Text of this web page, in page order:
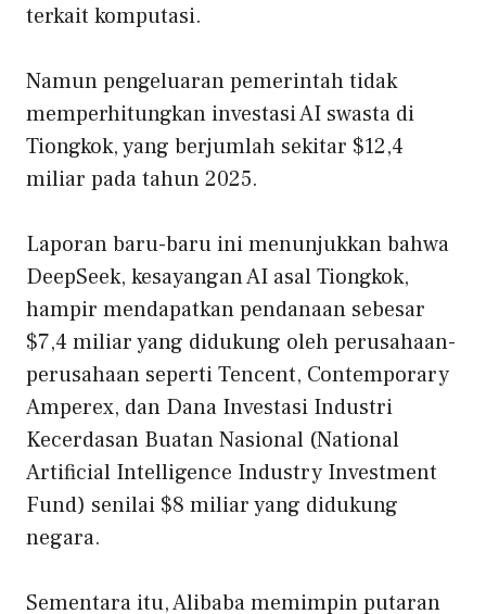
terkait komputasi.
Namun pengeluaran pemerintah tidak
memperhitungkan investasi AI swasta di
Tiongkok, yang berjumlah sekitar $12,4
miliar pada tahun 2025.
Laporan baru-baru ini menunjukkan bahwa
DeepSeek, kesayangan AI asal Tiongkok,
hampir mendapatkan pendanaan sebesar
$7,4 miliar yang didukung oleh perusahaan-
perusahaan seperti Tencent, Contemporary
Amperex, dan Dana Investasi Industri
Kecerdasan Buatan Nasional (National
Artificial Intelligence Industry Investment
Fund) senilai $8 miliar yang didukung
negara.
Sementara itu, Alibaba memimpin putaran